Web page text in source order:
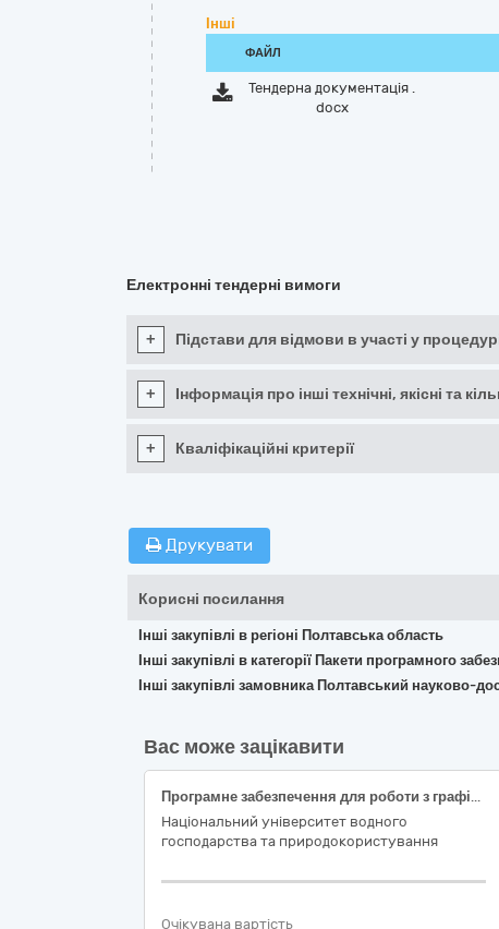
Інші
ФАЙЛ
Тендерна документація .
docx
Електронні тендерні вимоги
+ Підстави для відмови в участі у
+ Інформація про інші технічні, якісні та
+ Кваліфікаційні критерії
Друкувати
Корисні посилання
Інші закупівлі в регіоні Полтавська область
Інші закупівлі в категорії Пакети програмного
Інші закупівлі замовника Полтавський науково-
Вас може зацікавити
Програмне забезпечення для роботи з графікою та зображеннями
Національний університет водного
господарства та природокористування
Очікувана вартість